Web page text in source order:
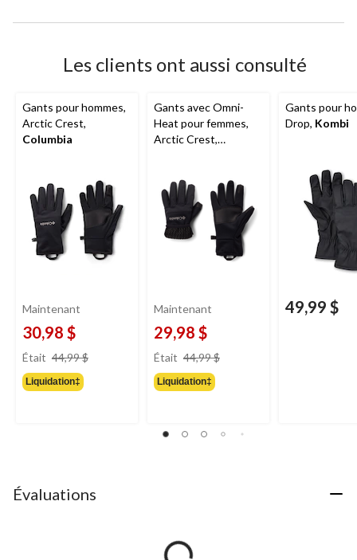
Les clients ont aussi consulté
Gants pour hommes,
Arctic Crest,
Columbia
Maintenant
30,98 $
Était 44,99 $
Liquidation‡
Gants avec Omni-
Heat pour femmes,
Arctic Crest,
Maintenant
29,98 $
Était 44,99 $
Liquidation‡
Gants pour
Drop, Kombi
49,99 $
Évaluations